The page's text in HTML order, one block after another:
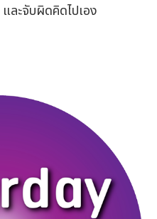
ละจับผิดคิดไปเอง